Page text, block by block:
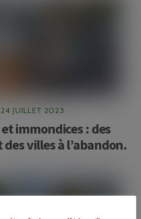
24 JUILLET 2023
immondices : des
villes à l’abandon.